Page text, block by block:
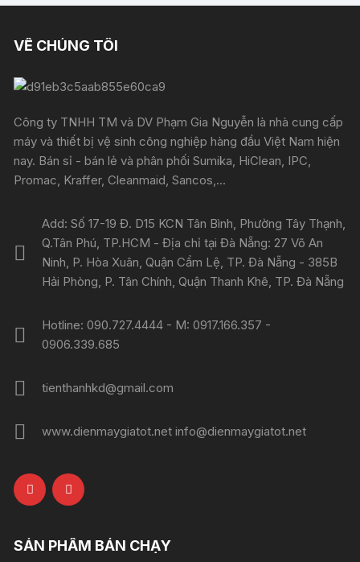
VỀ CHÚNG TÔI
Công ty TNHH TM và DV Phạm Gia Nguyễn là nhà cung cấp
máy và thiết bị vệ sinh công nghiệp hàng đầu Việt Nam hiện
nay. Bán sỉ - bán lẻ và phân phối Sumika, HiClean, IPC,
Promac, Kraffer, Cleanmaid, Sancos,...
Add: Số 17-19 Đ. D15 KCN Tân Bình, Phường Tây Thạnh,
Q.Tân Phú, TP.HCM - Địa chỉ tại Đà Nẵng: 27 Võ An
Ninh, P. Hòa Xuân, Quận Cẩm Lệ, TP. Đà Nẵng - 385B
Hải Phòng, P. Tân Chính, Quận Thanh Khê, TP. Đà Nẵng
Hotline: 090.727.4444 - M: 0917.166.357 -
0906.339.685
tienthanhkd@gmail.com
www.dienmaygiatot.net info@dienmaygiatot.net
SẢN PHẨM BÁN CHẠY